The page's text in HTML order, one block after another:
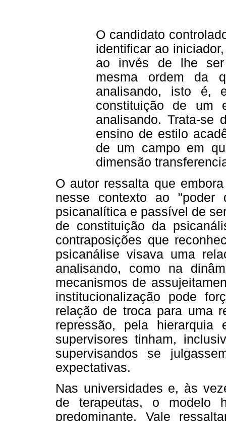
O candidato
identificar ao
ao invés de lhe ser
mesma ordem da
analisando, isto é,
constituição de um
analisando. Trata-se
ensino de estilo
de um campo em
dimensão
O autor ressalta que
nesse contexto ao
psicanalítica e passível de
de constituição da
contraposições que
psicanálise visava uma
analisando, como na
mecanismos de
institucionalização pode
relação de troca para uma
repressão, pela hierarquia
supervisores tinham,
supervisandos se
expectativas.
Nas universidades e, às
de terapeutas, o modelo
predominante. Vale